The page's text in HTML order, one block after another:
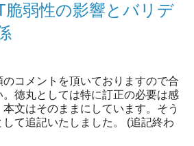
脆弱性の影響とバリデ
コメントを頂いておりますので合
徳丸としては特に訂正の必要は感
文はそのままにしています。そう
て追記いたしました。 (追記終わ